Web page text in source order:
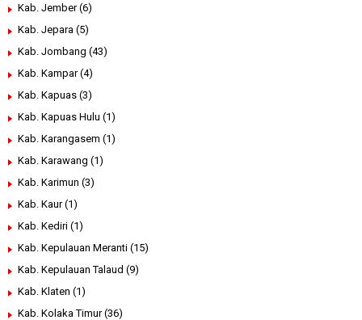
Kab. Jember (6)
Kab. Jepara (5)
Kab. Jombang (43)
Kab. Kampar (4)
Kab. Kapuas (3)
Kab. Kapuas Hulu (1)
Kab. Karangasem (1)
Kab. Karawang (1)
Kab. Karimun (3)
Kab. Kaur (1)
Kab. Kediri (1)
Kab. Kepulauan Meranti (15)
Kab. Kepulauan Talaud (9)
Kab. Klaten (1)
Kab. Kolaka Timur (36)